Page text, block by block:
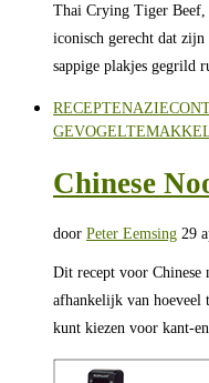
Thai Crying Tiger Beef,
iconisch gerecht dat zijn
sappige plakjes gegrild
RECEPTENAZIE
GEVOGELTE
Chinese
door Peter Eemsing 29
Dit recept voor Chinese
afhankelijk van hoeveel
kunt kiezen voor kant-